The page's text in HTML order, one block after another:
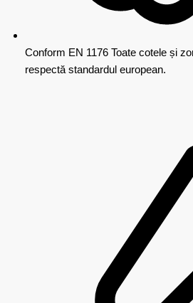
Conform EN 1176 Toate cotele și
respectă standardul european.